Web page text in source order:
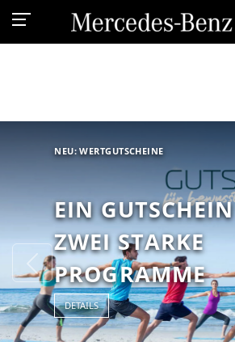
NEU: WERTGUTSCHEINE
EIN GUTSCHEIN
ZWEI STARKE
PROGRAMME
DETAILS
Previous